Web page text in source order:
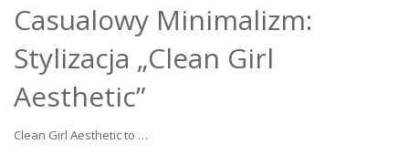
Casualowy Minimalizm:
Stylizacja „Clean Girl
Aesthetic”
Clean Girl Aesthetic to …